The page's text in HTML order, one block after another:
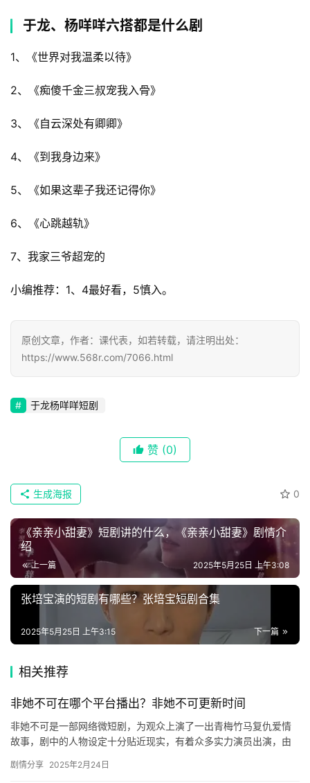
首
📖
墨
语
热
榜
速
递
🌱
主
星
选
🎬
短
注册
于龙、杨咩咩六搭都是什么剧
1、《世界对我温柔以待》
2、《痴傻千金三叔宠我入骨》
3、《自云深处有卿卿》
4、《到我身边来》
5、《如果这辈子我还记得你》
6、《心跳越轨》
7、我家三爷超宠的
小编推荐：1、4最好看，5慎入。
原创文章，作者：课代表，如若转载，请注明出处：
https://www.568r.com/7066.html
于龙杨咩咩短剧
赞 (0)
0
生成海报
《亲亲小甜妻》短剧讲的什么，《亲亲小甜妻》剧情介
绍
上一篇 2025年5月25日 上午3:08
张培宝演的短剧有哪些？张培宝短剧合集
下一篇
2025年5月25日 上午3:15
相关推荐
非她不可在哪个平台播出？非她不可更新时间
非她不可是一部网络微短剧，为观众上演了一出青梅竹马复仇爱情
故事，剧中的人物设定十分贴近现实，有着众多实力演员出演，由
彩有趣…
剧情分享 2025年2月24日